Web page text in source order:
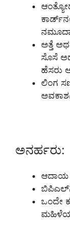
ಅತ್ತೆ
ಸೊಸೆ
ಹೆಸರು
ಲಿಂಗ
ಅನರ್ಹರು:
ಆದಾಯ
ಒಂದೇ